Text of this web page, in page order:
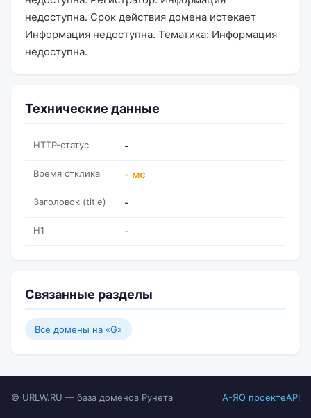
недоступна. Срок действия домена истекает
Информация недоступна. Тематика: Информация
недоступна.
Технические данные
HTTP-статус -
Время отклика - мс
Заголовок (title) -
H1 -
Связанные разделы
Все домены на «G»
© URLW.RU — база доменов Рунета А-ЯО проектеAPI